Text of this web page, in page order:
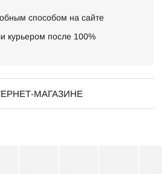
способом на сайте
курьером после 100%
МАГАЗИНЕ